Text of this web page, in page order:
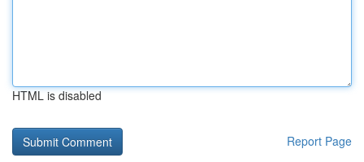
HTML is disabled
Report Page